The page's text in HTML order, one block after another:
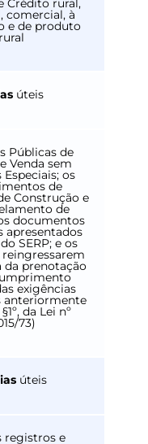
comercial, à
e de produto
rural
úteis
Públicas de
Venda sem
Especiais; os
de
Construção e
de
documentos
apresentados
SERP; e os
da prenotação
exigências
anteriormente
da Lei nº
73)
úteis
registros e